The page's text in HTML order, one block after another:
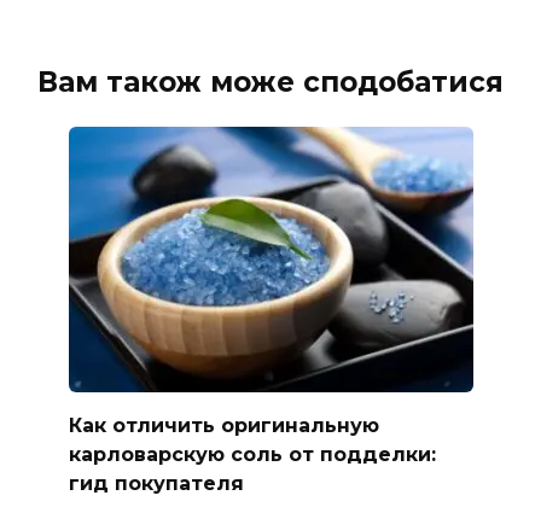
Вам також може сподобатися
Как отличить оригинальную
карловарскую соль от подделки:
гид покупателя